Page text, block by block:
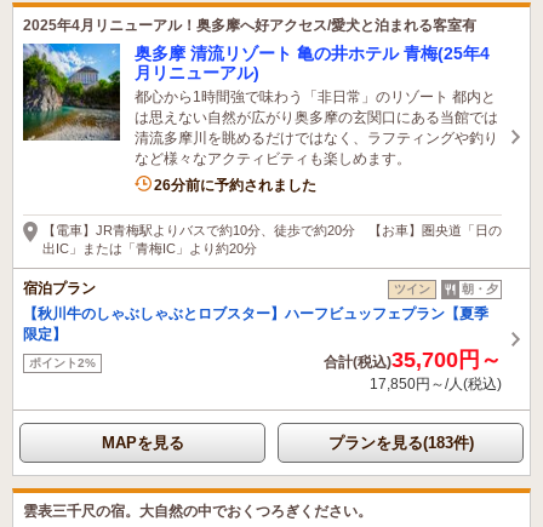
2025年4月リニューアル！奥多摩へ好アクセス/愛犬と泊まれる客室有
奥多摩 清流リゾート 亀の井ホテル 青梅(25年4
月リニューアル)
都心から1時間強で味わう「非日常」のリゾート 都内と
は思えない自然が広がり奥多摩の玄関口にある当館では
清流多摩川を眺めるだけではなく、ラフティングや釣り
など様々なアクティビティも楽しめます。
10名がこの宿を見ています
【電車】JR青梅駅よりバスで約10分、徒歩で約20分 【お車】圏央道「日の
出IC」または「青梅IC」より約20分
宿泊プラン ツイン 朝・夕
【秋川牛のしゃぶしゃぶとロブスター】ハーフビュッフェプラン【夏季
限定】
ポイント2% 合計(税込)35,700円～
17,850円～/人(税込)
MAPを見る プランを見る(183件)
雲表三千尺の宿。大自然の中でおくつろぎください。